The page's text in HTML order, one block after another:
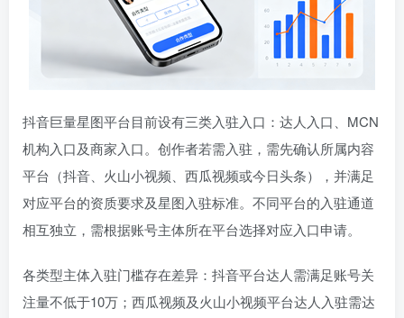
抖音巨量星图平台目前设有三类入驻入口：达人入口、MCN
机构入口及商家入口。创作者若需入驻，需先确认所属内容
平台（抖音、火山小视频、西瓜视频或今日头条），并满足
对应平台的资质要求及星图入驻标准。不同平台的入驻通道
相互独立，需根据账号主体所在平台选择对应入口申请。
各类型主体入驻门槛存在差异：抖音平台达人需满足账号关
注量不低于10万；西瓜视频及火山小视频平台达人入驻需达